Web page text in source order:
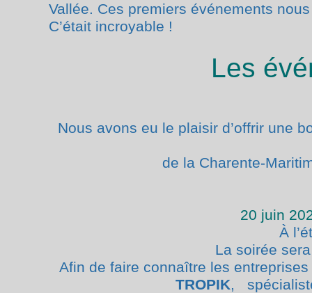
Vallée. Ces premiers événements
C’était incroyable !
Les
Nous avons eu le plaisir d’offrir une
de la Charente-
20 juin
À
La soirée
Afin de faire connaître les
TROPIK,